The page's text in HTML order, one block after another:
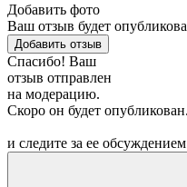
Добавить фото
Ваш отзыв будет
Добавить отзыв
Спасибо! Ваш
отзыв отправлен
на модерацию.
Скоро он будет опубликован.
и следите за ее